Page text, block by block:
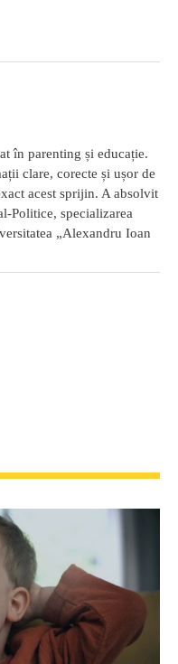
în parenting și educație.
clare, corecte și ușor de
acest sprijin. A absolvit
Politice, specializarea
„Alexandru Ioan